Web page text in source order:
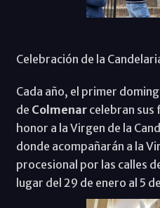
Celebración de la
Cada año, el primer
de Colmenarcelebran sus
honor a la Virgen de la
donde acompañarán a la
procesional por las calles
lugar del 29 de enero al 5